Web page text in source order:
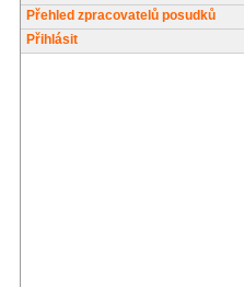
Přehled zpracovatelů posudků
Přihlásit